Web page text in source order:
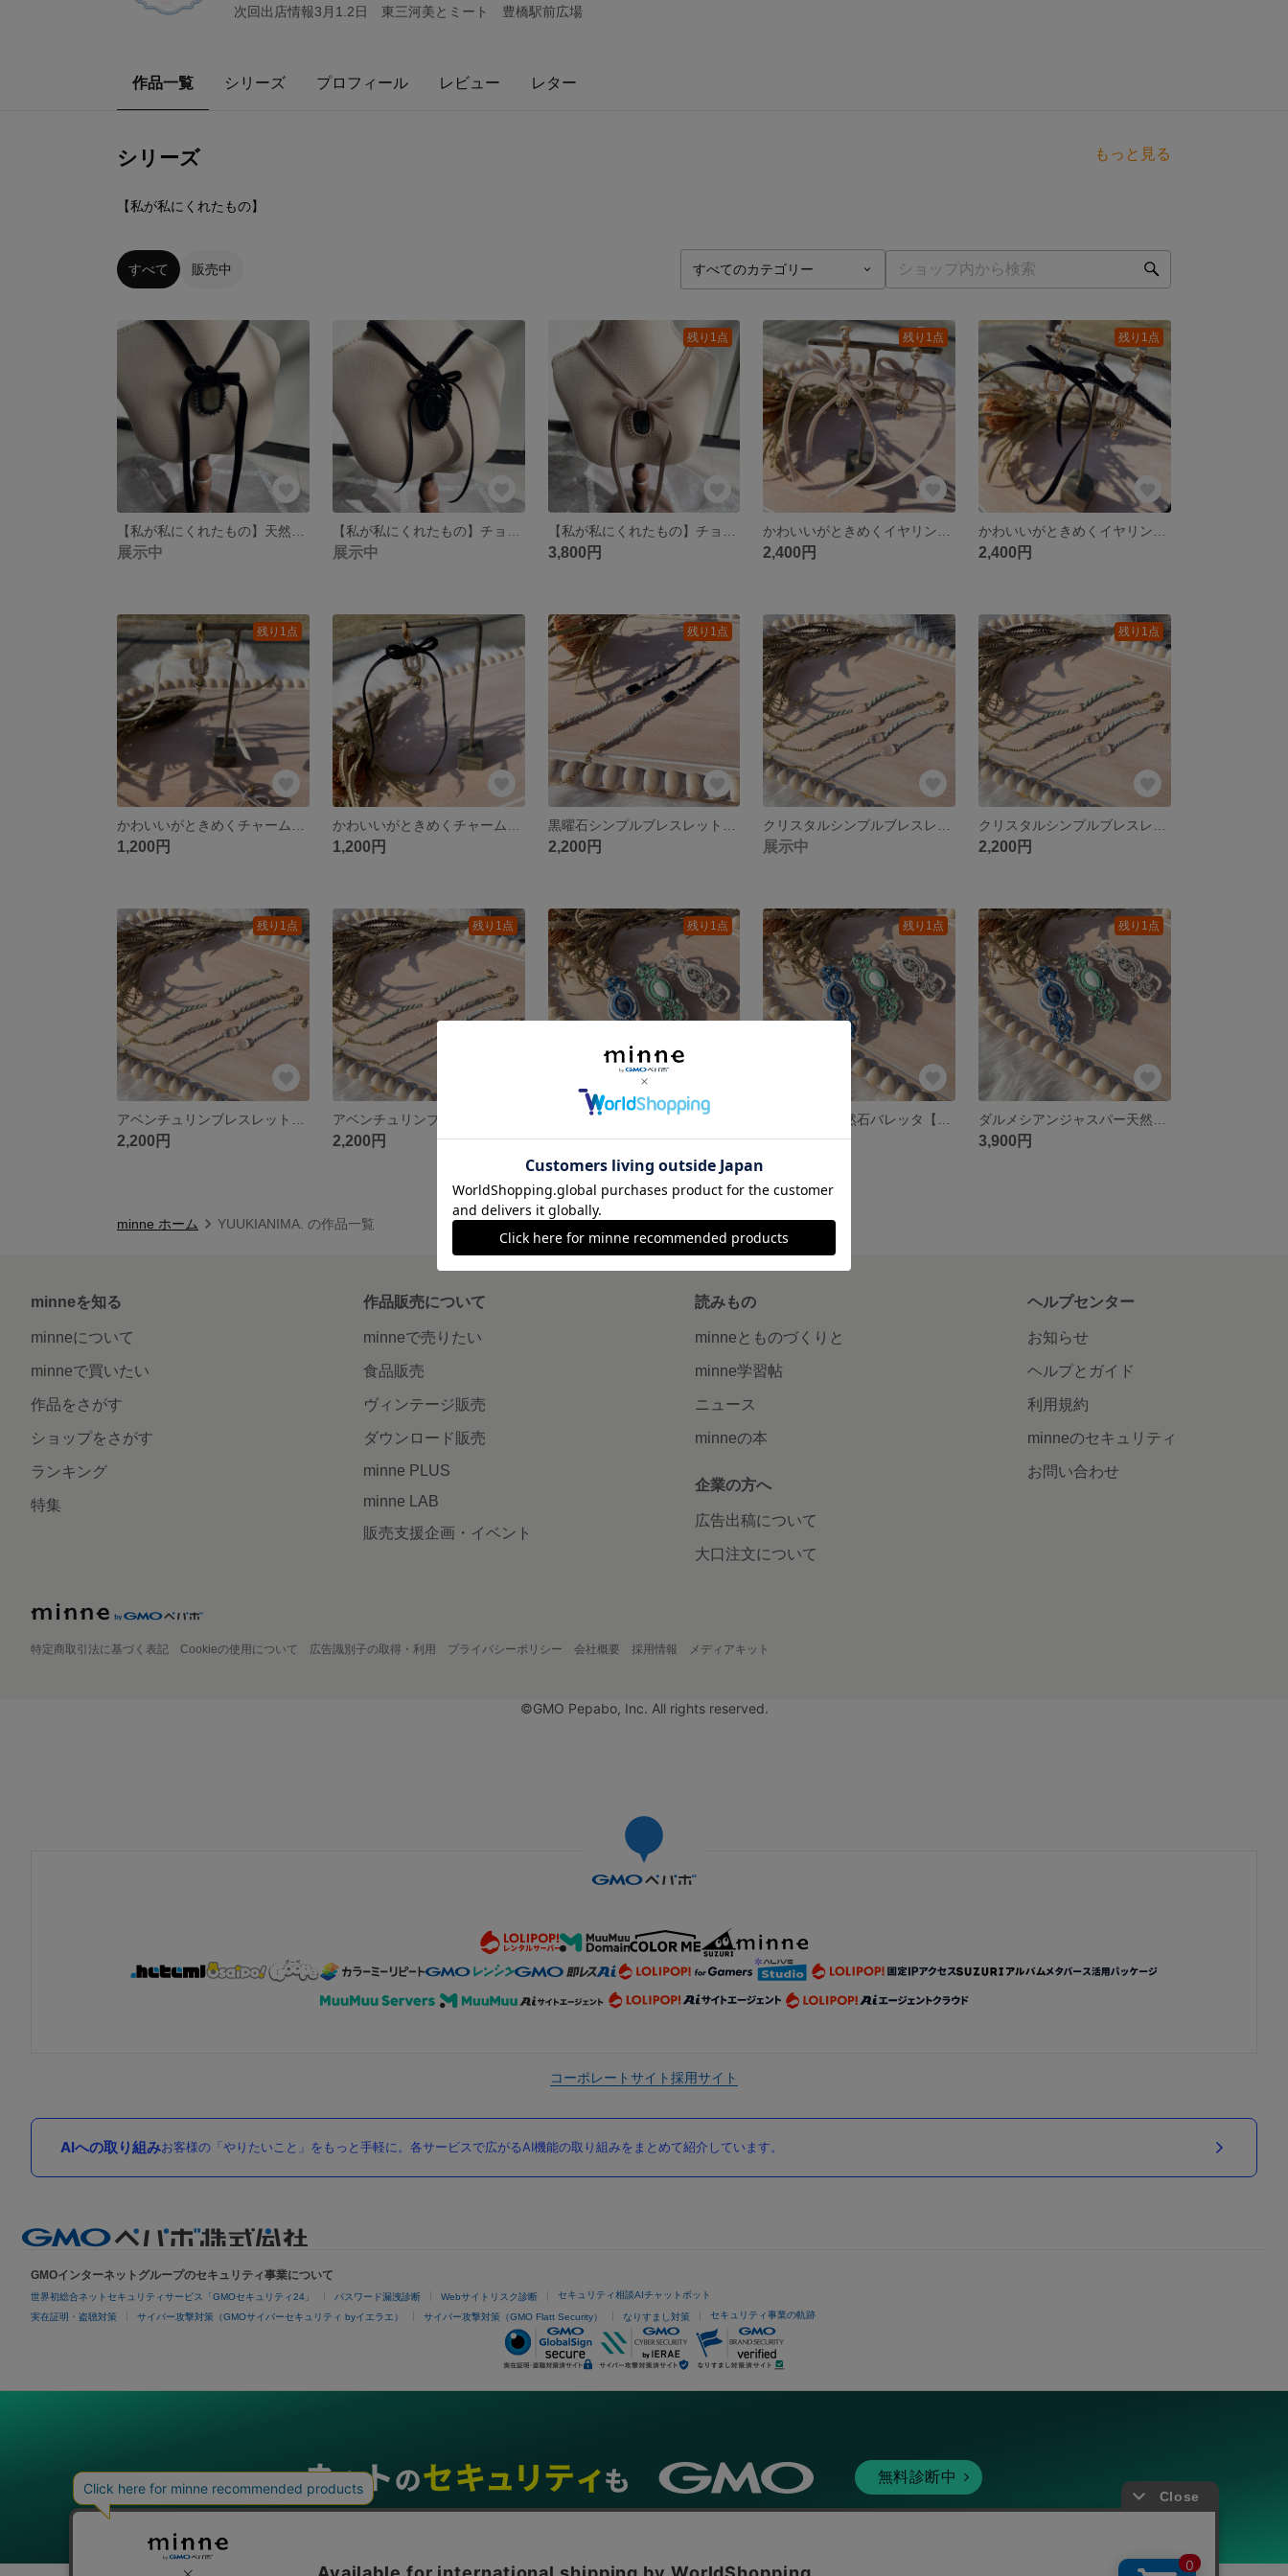
次回出店情報3月1.2日 東三河美とミート 豊橋駅前広場
作品一覧 シリーズ プロフィール レビュー レター
シリーズ もっと見る
【私が私にくれたもの】
すべて 販売中
展示中 展示中
残り1点
3,800円
残り1点
2,400円
残り1点
2,400円
残り1点
1,200円 1,200円
残り1点
2,200円 展示中
残り1点
2,200円
残り1点
2,200円
残り1点
2,200円
残り1点
3,900円
残り1点
3,900円
残り1点
3,900円
minne ホーム YUUKIANIMA. の作品一覧
minneを知る
minneについて
minneで買いたい
作品をさがす
ショップをさがす
ランキング
特集
作品販売について
minneで売りたい
食品販売
ヴィンテージ販売
ダウンロード販売
minne PLUS
minne LAB
販売支援企画・イベント
読みもの
minneとものづくりと
minne学習帖
ニュース
minneの本
企業の方へ
広告出稿について
大口注文について
ヘルプセンター
お知らせ
ヘルプとガイド
利用規約
minneのセキュリティ
お問い合わせ
特定商取引法に基づく表記 Cookieの使用について 広告識別子の取得・利用 プライバシーポリシー 会社概要 採用情報 メディアキット
©GMO Pepabo, Inc. All rights reserved.
コーポレートサイト採用サイト
AIへの取り組みお客様の「やりたいこと」をもっと手軽に。各サービスで広がるAI機能の取り組みをまとめて紹介しています。
GMOインターネットグループのセキュリティ事業について
世界初総合ネットセキュリティサービス「GMOセキュリティ24」 パスワード漏洩診断 Webサイトリスク診断 セキュリティ相談AIチャットボット
実在証明・盗聴対策 サイバー攻撃対策（GMOサイバーセキュリティ byイエラエ） サイバー攻撃対策（GMO Flatt Security） なりすまし対策 セキュリティ事業の軌跡
無料診断中